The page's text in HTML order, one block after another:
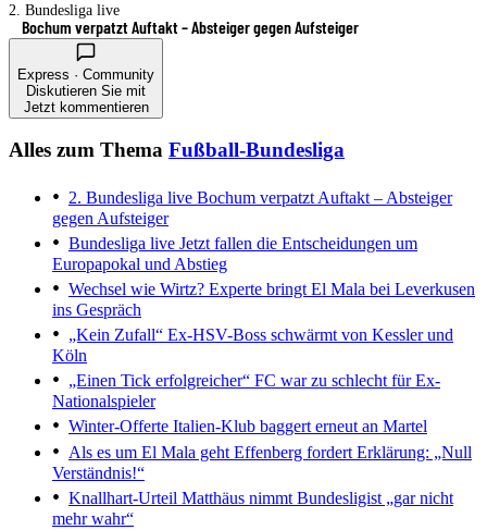
2. Bundesliga live
Bochum verpatzt Auftakt – Absteiger gegen Aufsteiger
Express · Community
Diskutieren Sie mit
Jetzt kommentieren
Alles zum Thema Fußball-Bundesliga
2. Bundesliga live Bochum verpatzt Auftakt – Absteiger
gegen Aufsteiger
Bundesliga live Jetzt fallen die Entscheidungen um
Europapokal und Abstieg
Wechsel wie Wirtz? Experte bringt El Mala bei Leverkusen
ins Gespräch
„Kein Zufall“ Ex-HSV-Boss schwärmt von Kessler und
Köln
„Einen Tick erfolgreicher“ FC war zu schlecht für Ex-
Nationalspieler
Winter-Offerte Italien-Klub baggert erneut an Martel
Als es um El Mala geht Effenberg fordert Erklärung: „Null
Verständnis!“
Knallhart-Urteil Matthäus nimmt Bundesligist „gar nicht
mehr wahr“